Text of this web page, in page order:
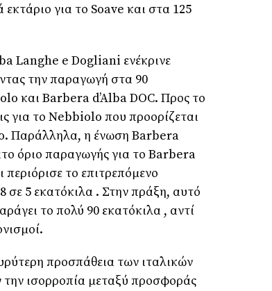
για το Soave και στα 125
Langhe e Dogliani ενέκρινε
την παραγωγή στα 90
και Barbera d’Alba DOC. Προς το
για το Nebbiolo που προορίζεται
Παράλληλα, η ένωση Barbera
όριο παραγωγής για το Barbera
το επιτρεπόμενο
5 εκατόκιλα . Στην πράξη, αυτό
το πολύ 90 εκατόκιλα , αντί
προσπάθεια των ιταλικών
ισορροπία μεταξύ προσφοράς